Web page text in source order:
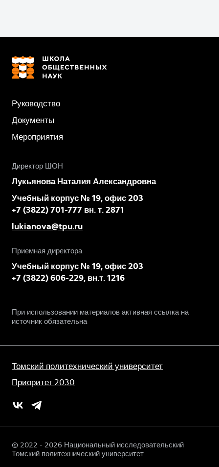
Руководство
Документы
Мероприятия
При использовании материалов активная ссылка на
источник обязательна
Директор ШОН
Лукьянова Наталия Александровна
Учебный корпус № 19, офис 203
+7 (3822) 701-777 вн. т. 2871
lukianova@tpu.ru
Приемная директора
Учебный корпус № 19, офис 203
+7 (3822) 606-229, вн.т. 1216
Томский политехнический университет
Приоритет 2030
© 2022 - 2026 Национальный исследовательский
Томский политехнический университет